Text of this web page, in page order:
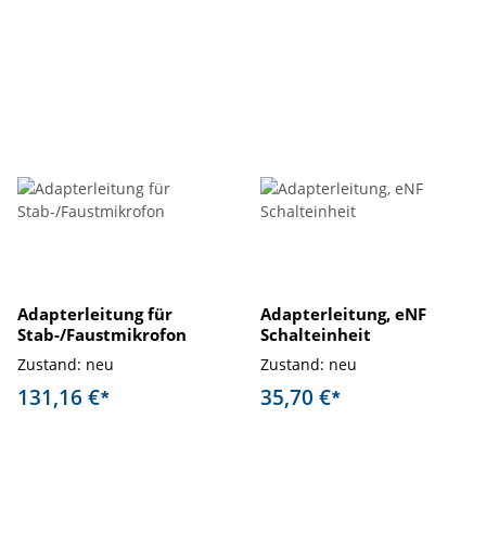
Adapterleitung für
Stab-/Faustmikrofon
Zustand: neu
131,16 €*
Adapterleitung, eNF
Schalteinheit
Zustand: neu
35,70 €*